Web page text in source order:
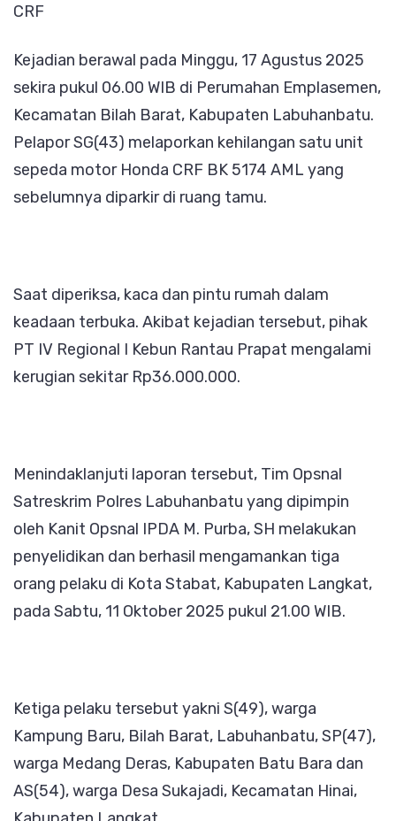
CRF
Kejadian berawal pada Minggu, 17 Agustus 2025
sekira pukul 06.00 WIB di Perumahan Emplasemen,
Kecamatan Bilah Barat, Kabupaten Labuhanbatu.
Pelapor SG(43) melaporkan kehilangan satu unit
sepeda motor Honda CRF BK 5174 AML yang
sebelumnya diparkir di ruang tamu.
Saat diperiksa, kaca dan pintu rumah dalam
keadaan terbuka. Akibat kejadian tersebut, pihak
PT IV Regional I Kebun Rantau Prapat mengalami
kerugian sekitar Rp36.000.000.
Menindaklanjuti laporan tersebut, Tim Opsnal
Satreskrim Polres Labuhanbatu yang dipimpin
oleh Kanit Opsnal IPDA M. Purba, SH melakukan
penyelidikan dan berhasil mengamankan tiga
orang pelaku di Kota Stabat, Kabupaten Langkat,
pada Sabtu, 11 Oktober 2025 pukul 21.00 WIB.
Ketiga pelaku tersebut yakni S(49), warga
Kampung Baru, Bilah Barat, Labuhanbatu, SP(47),
warga Medang Deras, Kabupaten Batu Bara dan
AS(54), warga Desa Sukajadi, Kecamatan Hinai,